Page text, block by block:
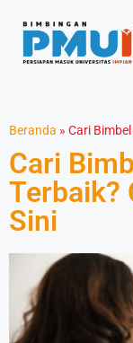
Beranda » Cari
Cari
Terbaik?
Sini